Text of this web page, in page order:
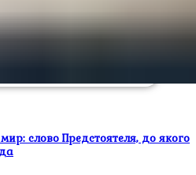
слово Предстоятеля, до якого